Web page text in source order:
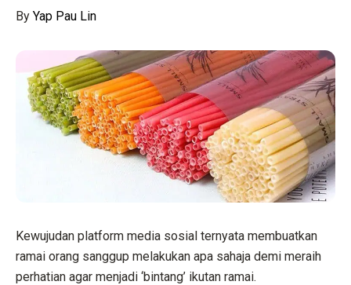
By Yap Pau Lin
Kewujudan platform media sosial ternyata membuatkan
ramai orang sanggup melakukan apa sahaja demi meraih
perhatian agar menjadi ‘bintang’ ikutan ramai.